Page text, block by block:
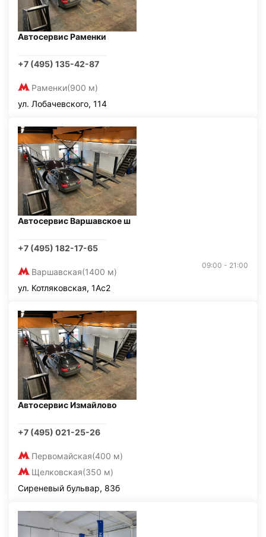
Автосервис Раменки
+7 (495) 135-42-87
Раменки(900 м)
ул. Лобачевского, 114
Автосервис Варшавское ш
+7 (495) 182-17-65
Варшавская(1400 м)
09:00 - 21:00
ул. Котляковская, 1Ас2
Автосервис Измайлово
+7 (495) 021-25-26
Первомайская(400 м)
Щелковская(350 м)
Сиреневый бульвар, 83б